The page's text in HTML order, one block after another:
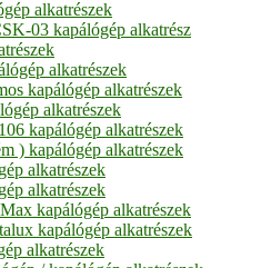
alkatrészek
03 kapálógép alkatrész
alkatrészek
kapálógép alkatrészek
alkatrészek
kapálógép alkatrészek
) kapálógép alkatrészek
alkatrészek
alkatrészek
kapálógép alkatrészek
kapálógép alkatrészek
alkatrészek